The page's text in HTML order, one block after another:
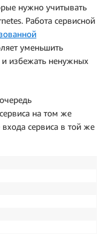
нужно учитывать
Работа сервисной
уменьшить
избежать ненужных
на том же
сервиса в той же